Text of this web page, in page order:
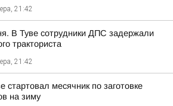
21:42
В Туве сотрудники ДПС задержали
тракториста
21:42
стартовал месячник по заготовке
на зиму